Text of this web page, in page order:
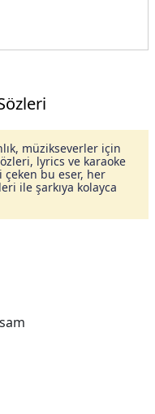
müzikseverler için
lyrics ve karaoke
bu eser, her
ile şarkıya kolayca